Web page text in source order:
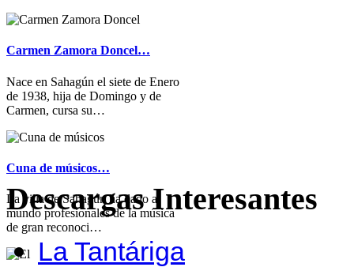
Carmen Zamora Doncel…
Nace en Sahagún el siete de Enero
de 1938, hija de Domingo y de
Carmen, cursa su…
Cuna de músicos…
La villa de Sahagún ha dado al
mundo profesionales de la música
de gran reconoci…
Descargas Interesantes
La Tantáriga